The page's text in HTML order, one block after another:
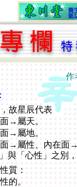
關訣作
故星辰代表
→屬天。
→屬地。
屬性、內在面→
與「心性」之別
質：
。